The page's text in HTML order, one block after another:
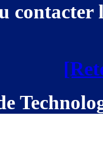
contacter